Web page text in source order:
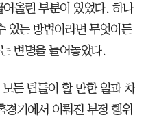
올린 부분이 있었다. 하나
있는 방법이라면 무엇이든
변명을 늘어놓았다.
든 팀들이 할 만한 일과 차
경기에서 이뤄진 부정 행위